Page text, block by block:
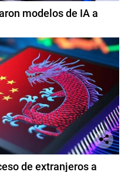
modelos de IA a
de extranjeros a